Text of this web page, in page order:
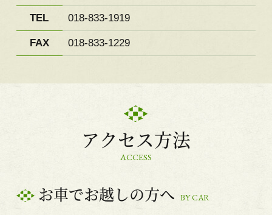
TEL 018-833-1919
FAX 018-833-1229
アクセス方法
ACCESS
お車でお越しの方へ BY CAR